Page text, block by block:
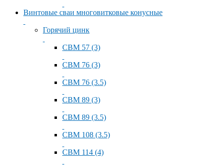
Винтовые сваи многовитковые конусные
Горячий цинк
СВМ 57 (3)
СВМ 76 (3)
СВМ 76 (3.5)
СВМ 89 (3)
СВМ 89 (3.5)
СВМ 108 (3.5)
СВМ 114 (4)